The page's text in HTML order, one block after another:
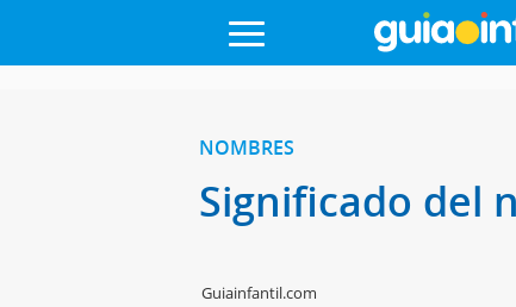
NOMBRES
Significado del
Guiainfantil.com